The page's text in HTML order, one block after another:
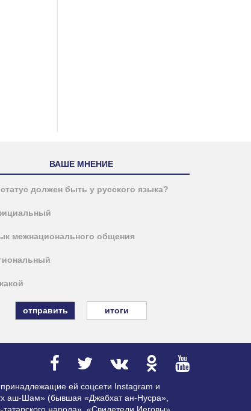
ВАШЕ МНЕНИЕ
должен быть у русского языка?
межнационального общения
итоги
ей соцсети Instagram и
аш-Шам» (бывшая «Джабхат ан-Нусра»,
народа», «Свидетели Иеговы»,